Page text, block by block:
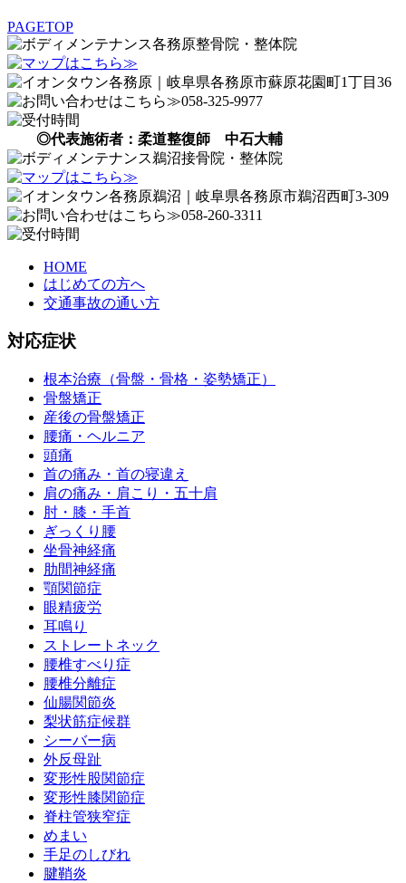
PAGETOP
◎代表施術者：柔道整復師 中石大輔
HOME
はじめての方へ
交通事故の通い方
対応症状
根本治療（骨盤・骨格・姿勢矯正）
骨盤矯正
産後の骨盤矯正
腰痛・ヘルニア
頭痛
首の痛み・首の寝違え
肩の痛み・肩こり・五十肩
肘・膝・手首
ぎっくり腰
坐骨神経痛
肋間神経痛
顎関節症
眼精疲労
耳鳴り
ストレートネック
腰椎すべり症
腰椎分離症
仙腸関節炎
梨状筋症候群
シーバー病
外反母趾
変形性股関節症
変形性膝関節症
脊柱管狭窄症
めまい
手足のしびれ
腱鞘炎